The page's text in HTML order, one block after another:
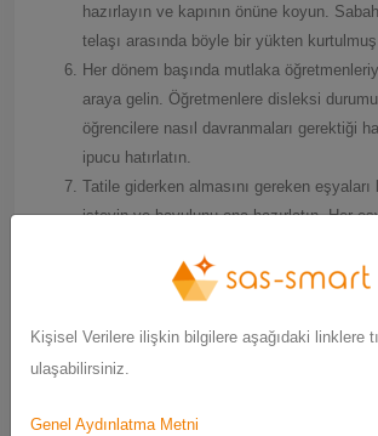
hazırlayın ve kapının önüne koyun.
telaşı arasında böyle bir yükten
Her dönem başında mutlaka
araya gelin. Öğretmenlere disleksi
öğrencilere nasıl davranmaları gerektiği
ipucu hatırlatın.
Tatile giderken almasını gereken
isteyin ve bavulunu ona hazırlatın. Her
Ve en önemlisi diğer kardeşleriyle,
kıyaslama yapmayın. Onu sabırla
Kişisel Verilere ilişkin bilgilere aşağıdaki linklere
ulaşabilirsiniz.
Genel Aydınlatma Metni